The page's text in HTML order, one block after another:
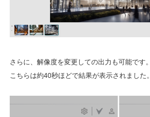
さらに、解像度を変更しての出力も可能です。
こちらは約40秒ほどで結果が表示されました。